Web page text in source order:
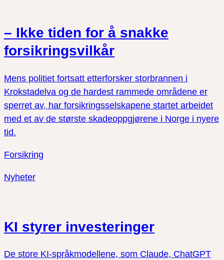
– Ikke tiden for å snakke
forsikringsvilkår
Mens politiet fortsatt etterforsker storbrannen i
Krokstadelva og de hardest rammede områdene er
sperret av, har forsikringsselskapene startet arbeidet
med et av de største skadeoppgjørene i Norge i nyere
tid.
Forsikring
Nyheter
KI styrer investeringer
De store KI-språkmodellene, som Claude, ChatGPT